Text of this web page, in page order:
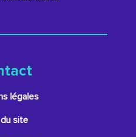
légales
site